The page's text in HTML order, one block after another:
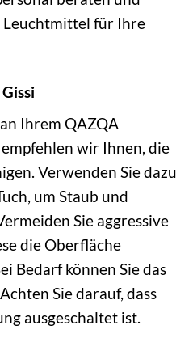
Leuchtmittel für Ihre
Ihrem QAZQA
wir Ihnen, die
Verwenden Sie dazu
um Staub und
Sie aggressive
die Oberfläche
Bedarf können Sie das
Sie darauf, dass
ausgeschaltet ist.